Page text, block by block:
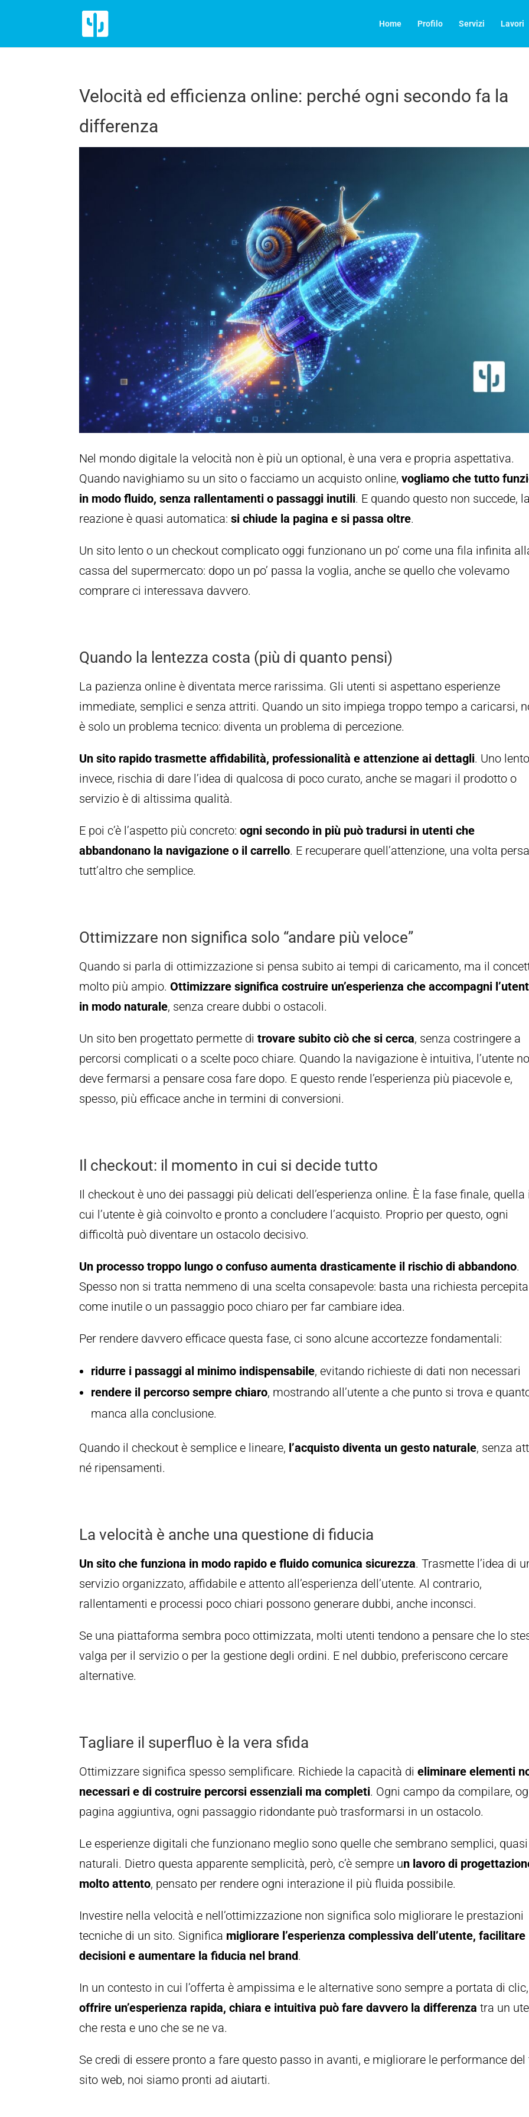
Home Profilo Servizi Lavori
Velocità ed efficienza online: perché ogni secondo fa la
differenza
Nel mondo digitale la velocità non è più un optional, è una vera e propria aspettativa.
Quando navighiamo su un sito o facciamo un acquisto online,vogliamo che tutto
in modo fluido, senza rallentamenti o passaggi inutili. E quando questo non succede,
reazione è quasi automatica:si chiude la pagina e si passa oltre.
Un sito lento o un checkout complicato oggi funzionano un po’ come una fila infinita
cassa del supermercato: dopo un po’ passa la voglia, anche se quello che volevamo
comprare ci interessava davvero.
Quando la lentezza costa (più di quanto pensi)
La pazienza online è diventata merce rarissima. Gli utenti si aspettano esperienze
immediate, semplici e senza attriti. Quando un sito impiega troppo tempo a caricarsi,
è solo un problema tecnico: diventa un problema di percezione.
Un sito rapido trasmette affidabilità, professionalità e attenzione ai dettagli. Uno
invece, rischia di dare l’idea di qualcosa di poco curato, anche se magari il prodotto o
servizio è di altissima qualità.
E poi c’è l’aspetto più concreto:ogni secondo in più può tradursi in utenti che
abbandonano la navigazione o il carrello. E recuperare quell’attenzione, una volta
tutt’altro che semplice.
Ottimizzare non significa solo “andare più veloce”
Quando si parla di ottimizzazione si pensa subito ai tempi di caricamento, ma il
molto più ampio.Ottimizzare significa costruire un’esperienza che accompagni
in modo naturale, senza creare dubbi o ostacoli.
Un sito ben progettato permette ditrovare subito ciò che si cerca, senza costringere a
percorsi complicati o a scelte poco chiare. Quando la navigazione è intuitiva, l’utente
deve fermarsi a pensare cosa fare dopo. E questo rende l’esperienza più piacevole e,
spesso, più efficace anche in termini di conversioni.
Il checkout: il momento in cui si decide tutto
Il checkout è uno dei passaggi più delicati dell’esperienza online. È la fase finale, quella
cui l’utente è già coinvolto e pronto a concludere l’acquisto. Proprio per questo, ogni
difficoltà può diventare un ostacolo decisivo.
Un processo troppo lungo o confuso aumenta drasticamente il rischio di abbandono.
Spesso non si tratta nemmeno di una scelta consapevole: basta una richiesta percepita
come inutile o un passaggio poco chiaro per far cambiare idea.
Per rendere davvero efficace questa fase, ci sono alcune accortezze fondamentali:
ridurre i passaggi al minimo indispensabile, evitando richieste di dati non necessari
rendere il percorso sempre chiaro, mostrando all’utente a che punto si trova e
manca alla conclusione.
Quando il checkout è semplice e lineare, l’acquisto diventa un gesto naturale, senza
né ripensamenti.
La velocità è anche una questione di fiducia
Un sito che funziona in modo rapido e fluido comunica sicurezza. Trasmette l’idea di
servizio organizzato, affidabile e attento all’esperienza dell’utente. Al contrario,
rallentamenti e processi poco chiari possono generare dubbi, anche inconsci.
Se una piattaforma sembra poco ottimizzata, molti utenti tendono a pensare che lo
valga per il servizio o per la gestione degli ordini. E nel dubbio, preferiscono cercare
alternative.
Tagliare il superfluo è la vera sfida
Ottimizzare significa spesso semplificare. Richiede la capacità dieliminare elementi
necessari e di costruire percorsi essenziali ma completi. Ogni campo da compilare,
pagina aggiuntiva, ogni passaggio ridondante può trasformarsi in un ostacolo.
Le esperienze digitali che funzionano meglio sono quelle che sembrano semplici, quasi
naturali. Dietro questa apparente semplicità, però, c’è sempre un lavoro di
molto attento, pensato per rendere ogni interazione il più fluida possibile.
Investire nella velocità e nell’ottimizzazione non significa solo migliorare le prestazioni
tecniche di un sito. Significa migliorare l’esperienza complessiva dell’utente, facilitare
decisioni e aumentare la fiducia nel brand.
In un contesto in cui l’offerta è ampissima e le alternative sono sempre a portata di clic,
offrire un’esperienza rapida, chiara e intuitiva può fare davvero la differenzatra un
che resta e uno che se ne va.
Se credi di essere pronto a fare questo passo in avanti, e migliorare le performance del
sito web, noi siamo pronti ad aiutarti.